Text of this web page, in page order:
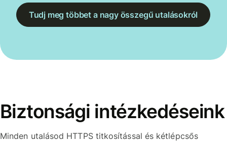
Tudj meg többet a nagy összegű utalásokról
Biztonsági intézkedéseink
Minden utalásod HTTPS titkosítással és kétlépcsős